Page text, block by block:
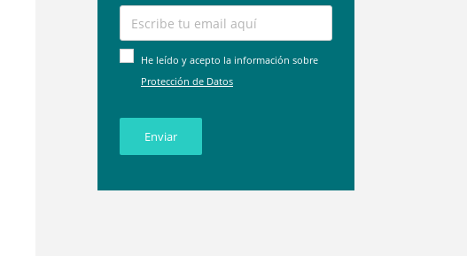
He leído y acepto la información sobre
Protección de Datos
Enviar